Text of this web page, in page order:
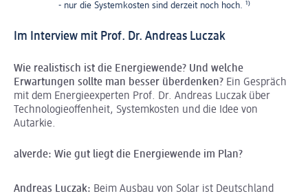
- nur die Systemkosten sind derzeit noch hoch. ¹⁾
Im Interview mit Prof. Dr. Andreas Luczak
Wie realistisch ist die Energiewende? Und welche
Erwartungen sollte man besser überdenken? Ein Gespräch
mit dem Energieexperten Prof. Dr. Andreas Luczak über
Technologieoffenheit, Systemkosten und die Idee von
Autarkie.
alverde: Wie gut liegt die Energiewende im Plan?
Andreas Luczak: Beim Ausbau von Solar ist Deutschland